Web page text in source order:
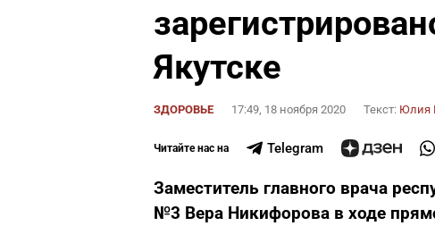
Якутске
ЗДОРОВЬЕ 17:49, 18 ноября 2020 Текст: Юлия
Читайте нас на Telegram
Заместитель главного врача
№3 Вера Никифорова в ходе